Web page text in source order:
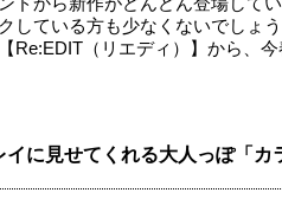
している方も少なくないでしょ
Re:EDIT（リエディ）】から、
イに見せてくれる大人っぽ「カ